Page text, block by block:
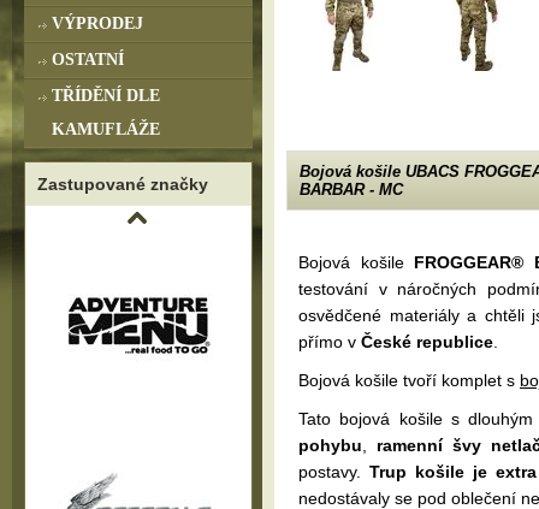
Bojová košile UBACS
BARBAR - MC
Bojová košile FROGGEAR®
testování v náročných
osvědčené materiály a chtěli
přímo v České republice
Bojová košile tvoří komplet s
Tato bojová košile s
pohybu
ramenní švy
postavy. Trup košile je
nedostávaly se pod oblečení
VÝPRODEJ
OSTATNÍ
TŘÍDĚNÍ DLE
KAMUFLÁŽE
Zastupované značky